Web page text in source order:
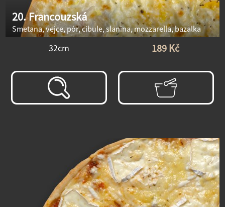
20. Francouzská
Smetana, vejce, pór, cibule, slanina, mozzarella, bazalka
32cm 189 Kč